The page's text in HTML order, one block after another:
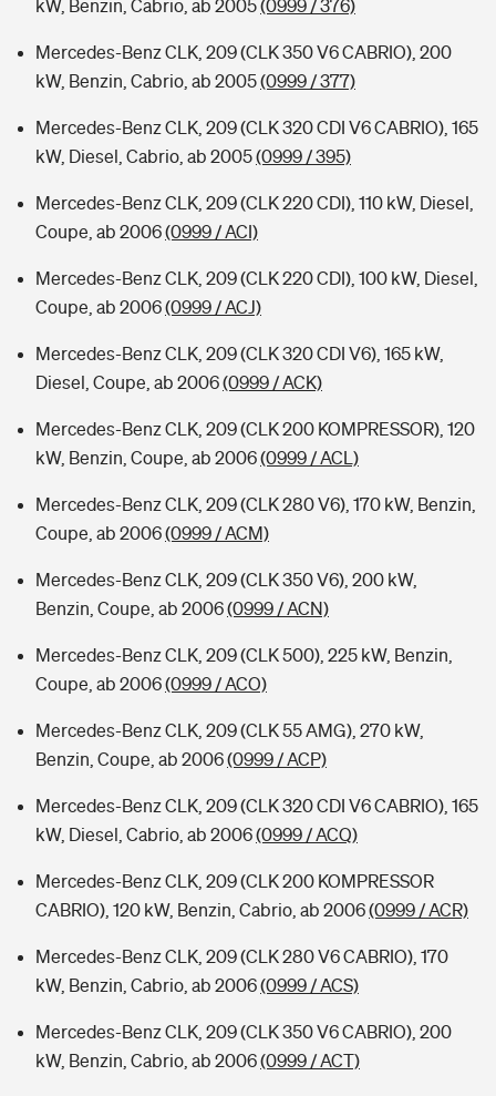
kW, Benzin, Cabrio, ab 2005(0999 / 376)
Mercedes-Benz CLK, 209 (CLK 350 V6 CABRIO), 200
kW, Benzin, Cabrio, ab 2005(0999 / 377)
Mercedes-Benz CLK, 209 (CLK 320 CDI V6 CABRIO), 165
kW, Diesel, Cabrio, ab 2005(0999 / 395)
Mercedes-Benz CLK, 209 (CLK 220 CDI), 110 kW, Diesel,
Coupe, ab 2006(0999 / ACI)
Mercedes-Benz CLK, 209 (CLK 220 CDI), 100 kW, Diesel,
Coupe, ab 2006(0999 / ACJ)
Mercedes-Benz CLK, 209 (CLK 320 CDI V6), 165 kW,
Diesel, Coupe, ab 2006(0999 / ACK)
Mercedes-Benz CLK, 209 (CLK 200 KOMPRESSOR), 120
kW, Benzin, Coupe, ab 2006(0999 / ACL)
Mercedes-Benz CLK, 209 (CLK 280 V6), 170 kW, Benzin,
Coupe, ab 2006(0999 / ACM)
Mercedes-Benz CLK, 209 (CLK 350 V6), 200 kW,
Benzin, Coupe, ab 2006(0999 / ACN)
Mercedes-Benz CLK, 209 (CLK 500), 225 kW, Benzin,
Coupe, ab 2006(0999 / ACO)
Mercedes-Benz CLK, 209 (CLK 55 AMG), 270 kW,
Benzin, Coupe, ab 2006(0999 / ACP)
Mercedes-Benz CLK, 209 (CLK 320 CDI V6 CABRIO), 165
kW, Diesel, Cabrio, ab 2006(0999 / ACQ)
Mercedes-Benz CLK, 209 (CLK 200 KOMPRESSOR
CABRIO), 120 kW, Benzin, Cabrio, ab 2006(0999 / ACR)
Mercedes-Benz CLK, 209 (CLK 280 V6 CABRIO), 170
kW, Benzin, Cabrio, ab 2006(0999 / ACS)
Mercedes-Benz CLK, 209 (CLK 350 V6 CABRIO), 200
kW, Benzin, Cabrio, ab 2006(0999 / ACT)